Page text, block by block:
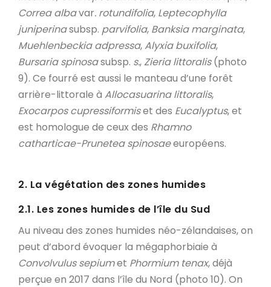
Correa albavar. rotundifolia, Leptecophylla
juniperinasubsp. parvifolia, Banksia marginata,
Muehlenbeckia adpressa,Alyxia buxifolia,
Bursaria spinosasubsp. s., Zieria littoralis(photo
9). Ce fourré est aussi le manteau d’une forêt
arrière-littorale à Allocasuarina littoralis,
Exocarpos cupressiformiset des Eucalyptus, et
est homologue de ceux des Rhamno
catharticae-Prunetea spinosaeeuropéens.
2. La végétation des zones humides
2.1. Les zones humides de l’île du Sud
Au niveau des zones humides néo-zélandaises, on
peut d’abord évoquer la mégaphorbiaie à
Convolvulus sepiumet Phormium tenax, déjà
perçue en 2017 dans l’île du Nord (photo 10). On